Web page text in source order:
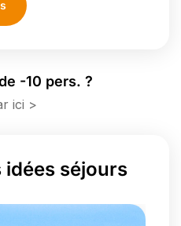
-10 pers. ?
ici >
idées séjours